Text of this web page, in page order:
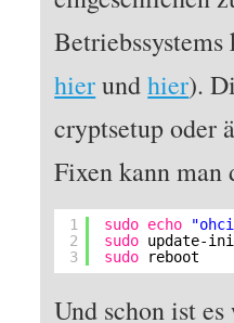
hierundhier).
cryptsetup oder
Fixen kann man
1
2
3
sudo echo
sudo update-
sudo
reboot
Und schon ist